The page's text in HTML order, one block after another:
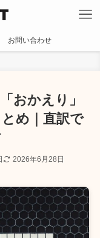
お問い合わせ
おかえり」
め｜直訳で
2026年6月28日